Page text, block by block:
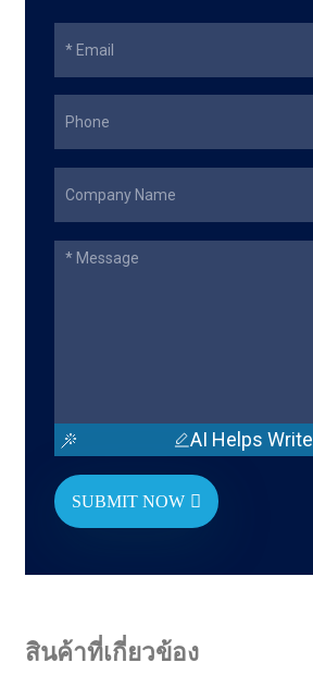
AI Helps Write
SUBMIT NOW
สินค้าที่เกี่ยวข้อง